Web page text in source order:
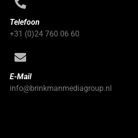
Telefoon
+31 (0)24 760 06 60
E-Mail
info@brinkmanmediagroup.nl